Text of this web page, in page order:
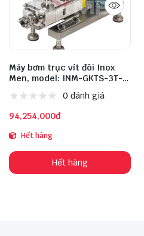
Máy bơm trục vít đôi Inox
Men, model: INM-GKTS-3T-
0 đánh giá
94,254,000đ
Hết hàng
Hết hàng